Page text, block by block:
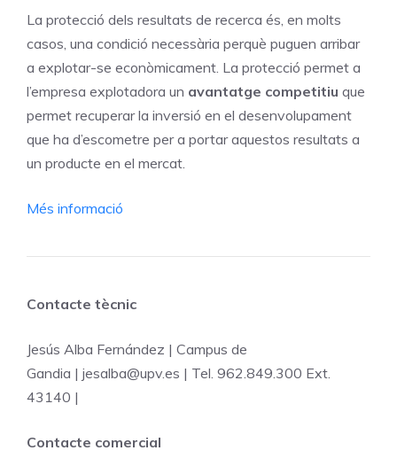
La protecció dels resultats de recerca és, en molts
casos, una condició necessària perquè puguen arribar
a explotar-se econòmicament. La protecció permet a
l’empresa explotadora un avantatge competitiu que
permet recuperar la inversió en el desenvolupament
que ha d’escometre per a portar aquestos resultats a
un producte en el mercat.
Més informació
Contacte tècnic
Jesús Alba Fernández | Campus de
Gandia | jesalba@upv.es | Tel. 962.849.300 Ext.
43140 |
Contacte comercial